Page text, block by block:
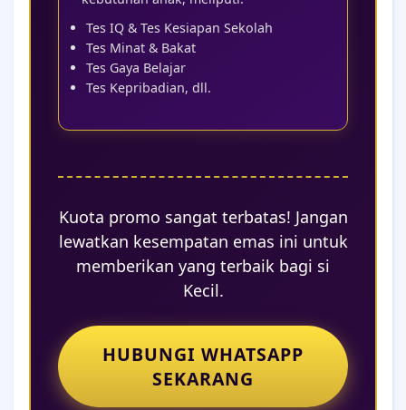
Tes IQ & Tes Kesiapan Sekolah
Tes Minat & Bakat
Tes Gaya Belajar
Tes Kepribadian, dll.
Kuota promo sangat terbatas! Jangan
lewatkan kesempatan emas ini untuk
memberikan yang terbaik bagi si
Kecil.
HUBUNGI WHATSAPP
SEKARANG